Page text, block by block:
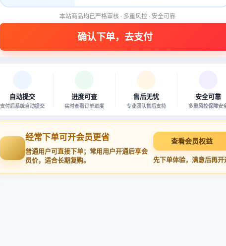
本站商品均已严格审核 · 多重风控 · 安全可靠
自动提交
支付后系统自动提交
进度可查
实时查看订单进度
售后无忧
专业团队售后支持
安全可靠
多重风控保障安
经常下单可开会员更省
普通用户可直接下单；常用用户开通后享会
员价，适合长期复购。
查看会员权益
先下单体验，满意后再开